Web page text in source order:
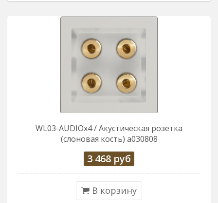
WL03-AUDIOx4 / Акустическая розетка
(слоновая кость) a030808
3 468 руб
В корзину